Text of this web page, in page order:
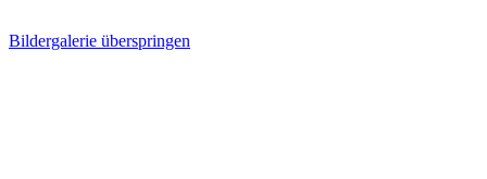
Bildergalerie überspringen